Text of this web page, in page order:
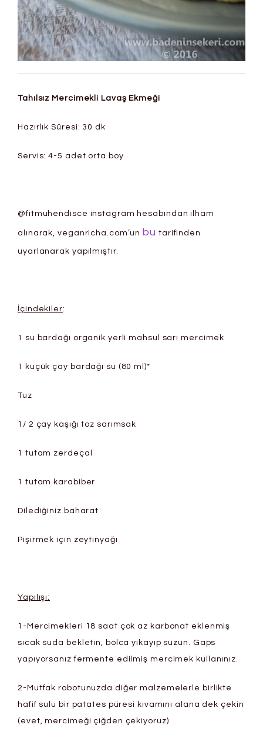
Tahılsız Mercimekli Lavaş Ekmeği
Hazırlık Süresi: 30 dk
Servis: 4-5 adet orta boy
@fitmuhendisce instagram hesabından ilham
alınarak, veganricha.com’un bu tarifinden
uyarlanarak yapılmıştır.
İçindekiler:
1 su bardağı organik yerli mahsul sarı mercimek
1 küçük çay bardağı su (80 ml)*
Tuz
1/ 2 çay kaşığı toz sarımsak
1 tutam zerdeçal
1 tutam karabiber
Dilediğiniz baharat
Pişirmek için zeytinyağı
Yapılışı:
1-Mercimekleri 18 saat çok az karbonat eklenmiş
sıcak suda bekletin, bolca yıkayıp süzün. Gaps
yapıyorsanız fermente edilmiş mercimek kullanınız.
2-Mutfak robotunuzda diğer malzemelerle birlikte
hafif sulu bir patates püresi kıvamını alana dek çekin
(evet, mercimeği çiğden çekiyoruz).